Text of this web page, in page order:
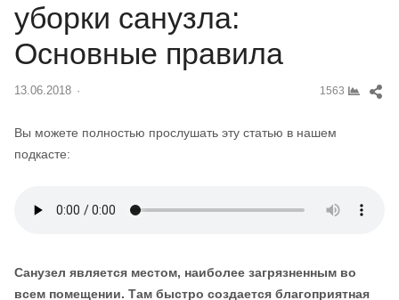
уборки санузла:
Основные правила
13.06.2018 1563
Вы можете полностью прослушать эту статью в нашем
подкасте:
Санузел является местом, наиболее загрязненным во
всем помещении. Там быстро создается благоприятная